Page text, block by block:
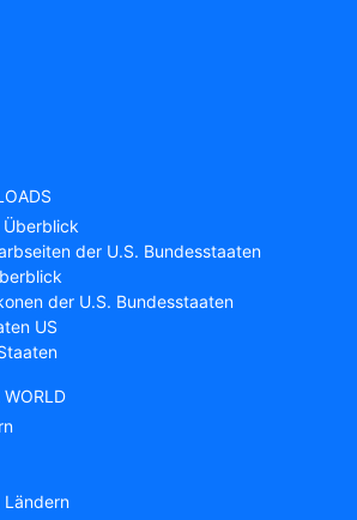
Überblick
der U.S. Bundesstaaten
der U.S. Bundesstaaten
US
WORLD
Ländern